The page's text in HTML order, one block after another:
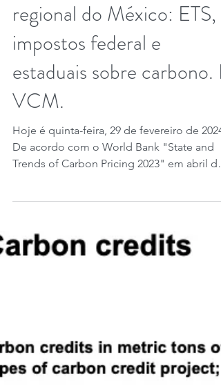
🇲🇽 O protagonismo
regional do México: ETS,
impostos federal e
estaduais sobre carbono. E
VCM.
Hoje é quinta-feira, 29 de fevereiro de 2024.